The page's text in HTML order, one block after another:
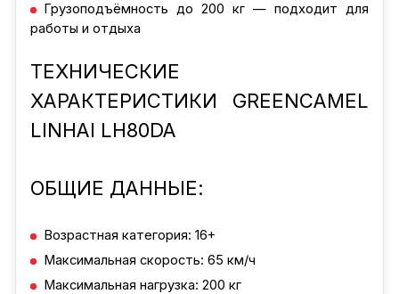
Грузоподъёмность до 200 кг — подходит для
работы и отдыха
ТЕХНИЧЕСКИЕ
ХАРАКТЕРИСТИКИ GREENCAMEL
LINHAI LH80DA
ОБЩИЕ ДАННЫЕ:
Возрастная категория: 16+
Максимальная скорость: 65 км/ч
Максимальная нагрузка: 200 кг